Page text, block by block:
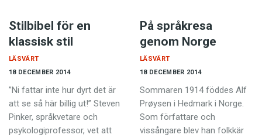
Stilbibel för en
klassisk stil
18 DECEMBER 2014
LÄSVÄRT
”Ni fattar inte hur dyrt det är
att se så här billig ut!” Steven
Pinker, språkvetare och
psykologiprofessor, vet att
På språkresa
genom Norge
18 DECEMBER 2014
LÄSVÄRT
Sommaren 1914 föddes Alf
Prøysen i Hedmark i Norge.
Som författare och
vissångare blev han folkkär